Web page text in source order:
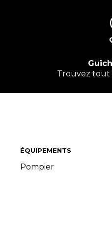
Trouvez tout
ÉQUIPEMENTS
Pompier